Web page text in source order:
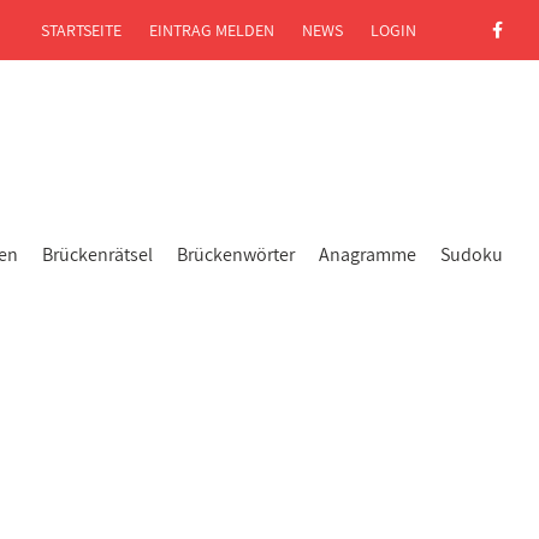
Brückenrätsel Brückenwörter Anagramme Sudoku
STARTSEITE EINTRAG MELDEN NEWS LOGIN